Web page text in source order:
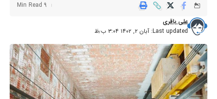
Last updated: آبان ۲, ۱۴۰۲ ۳:۰۴ ب٫ظ
علی باقری
9 Min Read